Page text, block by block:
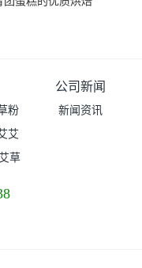
粉
艾
草
公司新闻
新闻资讯